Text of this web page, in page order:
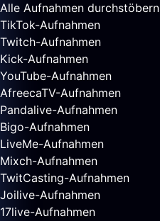
Alle Aufnahmen durchstöbern
TikTok-Aufnahmen
Twitch-Aufnahmen
Kick-Aufnahmen
YouTube-Aufnahmen
AfreecaTV-Aufnahmen
Pandalive-Aufnahmen
Bigo-Aufnahmen
LiveMe-Aufnahmen
Mixch-Aufnahmen
TwitCasting-Aufnahmen
Joilive-Aufnahmen
17live-Aufnahmen